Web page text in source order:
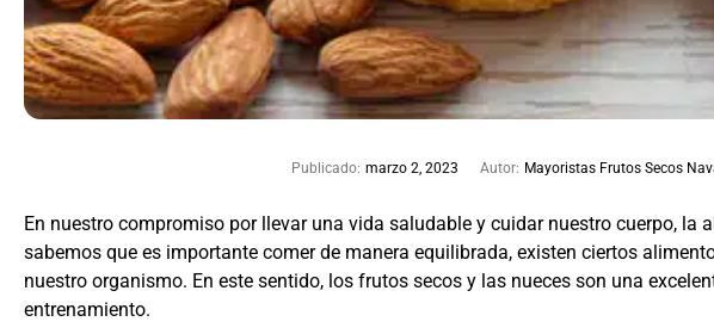
Publicado: marzo 2, 2023 Autor: Mayoristas Frutos Secos
En nuestro compromiso por llevar una vida saludable y cuidar nuestro cuerpo, la
sabemos que es importante comer de manera equilibrada, existen ciertos
nuestro organismo. En este sentido, los frutos secos y las nueces son una
entrenamiento.